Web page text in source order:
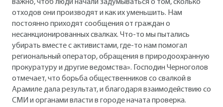
важно, чтоб люди начали задумываться о том, сколько
отходов они производят и как их уменьшить. Нам
постоянно приходят сообщения от граждан о
несанкционированных свалках. Что-то мы пытались
убирать вместе с активистами, где-то нам помогал
региональный оператор, обращения в природоохранную
прокуратуру и другие ведомства». Господин Черноголов
отмечает, что борьба общественников со свалкой в
Арамиле дала результат, и благодаря взаимодействию со
СМИ и органами власти в городе начата проверка.